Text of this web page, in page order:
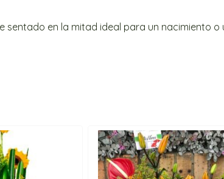
sentado en la mitad ideal para un nacimiento o